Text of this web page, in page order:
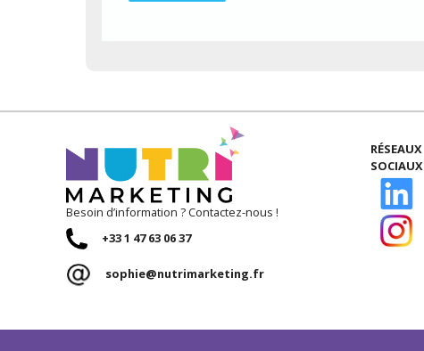
Besoin d’information ? Contactez-nous !
+33 1 47 63 06 37
sophie@nutrimarketing.fr
RÉSEAUX
SOCIAUX